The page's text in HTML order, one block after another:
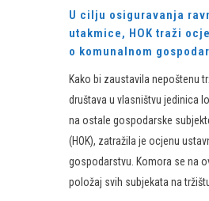
U cilju osiguravanja
utakmice, HOK traži
o komunalnom
Kako bi zaustavila nepoštenu
društava u vlasništvu jedinica
na ostale gospodarske
(HOK), zatražila je ocjenu
gospodarstvu. Komora se na
položaj svih subjekata na